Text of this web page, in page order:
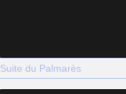
Suite du Palmarès